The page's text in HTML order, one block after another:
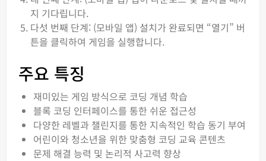
지 기다립니다.
다섯 번째 단계: (모바일 앱) 설치가 완료되면 “열기” 버
튼을 클릭하여 게임을 실행합니다.
주요 특징
재미있는 게임 방식으로 코딩 개념 학습
블록 코딩 인터페이스를 통한 쉬운 접근성
다양한 레벨과 챌린지를 통한 지속적인 학습 동기 부여
어린이와 청소년을 위한 맞춤형 코딩 교육 콘텐츠
문제 해결 능력 및 논리적 사고력 향상